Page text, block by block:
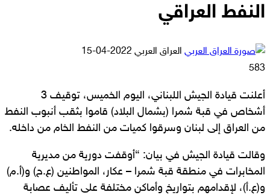
النفط العراقي
العراق العربي أرسل
2022-04-15
583
أعلنت قيادة الجيش اللبناني، اليوم الخميس، توقيف 3
أشخاص في قبة شمرا (بشمال البلاد) قاموا بثقب أنبوب النفط
من العراق إلى لبنان وسرقوا كميات من النفط الخام من داخله.
وقالت قيادة الجيش في بيان: “أوقفت دورية من مديرية
المخابرات في منطقة قبة شمرا – عكار، المواطنين (ع.ح) و(أ.م)
و(ع.أ)، لإقدامهم بتواريخ وأماكن مختلفة على تأليف عصابة